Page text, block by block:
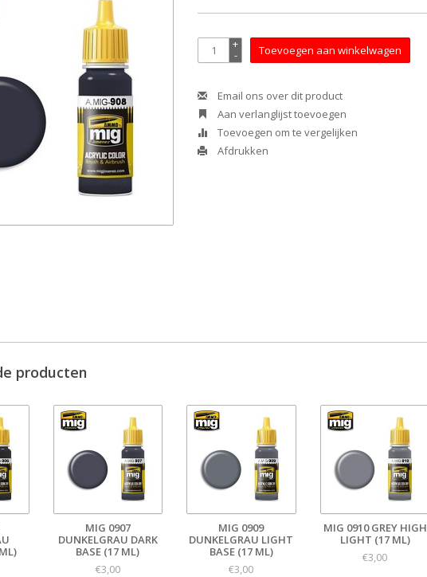
+
- Toevoegen aan winkelwagen
Email ons over dit product
Aan verlanglijst toevoegen
Toevoegen om te vergelijken
Afdrukken
producten
MIG 0907
DUNKELGRAU DARK
BASE (17 ML)
€3,00
MIG 0909
DUNKELGRAU LIGHT
BASE (17 ML)
€3,00
MIG 0910 GREY HIGH
LIGHT (17 ML)
€3,00